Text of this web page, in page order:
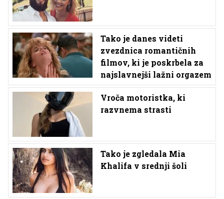
Tako je danes videti
zvezdnica romantičnih
filmov, ki je poskrbela za
najslavnejši lažni orgazem
Vroča motoristka, ki
razvnema strasti
Tako je zgledala Mia
Khalifa v srednji šoli